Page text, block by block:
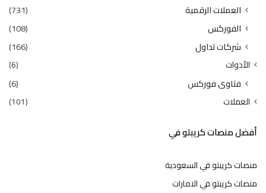
العملات الرقمية
(731)
الفوركس
(108)
شركات تداول
(166)
الأدوات (6)
فتاوى فوركس (6)
العملات (101)
أفضل منصات كريبتو في
منصات كريبتو في السعودية
منصات كريبتو في الامارات